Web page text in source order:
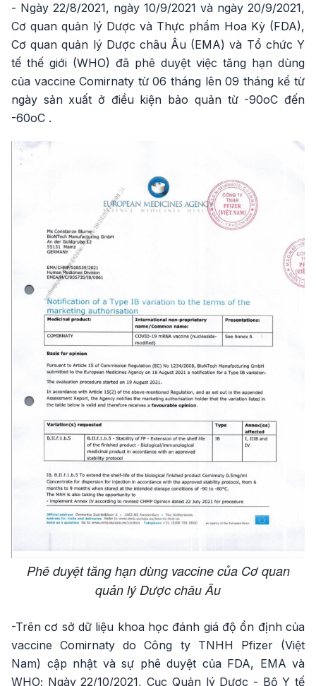
- Ngày 22/8/2021, ngày 10/9/2021 và ngày 20/9/2021,
Cơ quan quản lý Dược và Thực phẩm Hoa Kỳ (FDA),
Cơ quan quản lý Dược châu Âu (EMA) và Tổ chức Y
tế thế giới (WHO) đã phê duyệt việc tăng hạn dùng
của vaccine Comirnaty từ 06 tháng lên 09 tháng kể từ
ngày sản xuất ở điều kiện bảo quản từ -90oC đến
-60oC .
Phê duyệt tăng hạn dùng vaccine của Cơ quan
quản lý Dược châu Âu
-Trên cơ sở dữ liệu khoa học đánh giá độ ổn định của
vaccine Comirnaty do Công ty TNHH Pfizer (Việt
Nam) cập nhật và sự phê duyệt của FDA, EMA và
WHO; Ngày 22/10/2021, Cục Quản lý Dược - Bộ Y tế